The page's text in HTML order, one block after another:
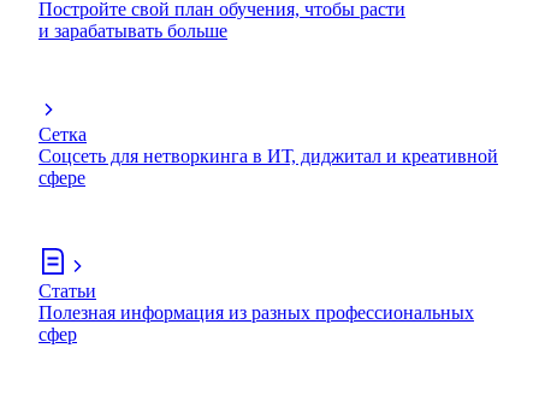
Постройте свой план обучения, чтобы расти
и зарабатывать больше
Сетка
Соцсеть для нетворкинга в ИТ, диджитал и креативной
сфере
Статьи
Полезная информация из разных профессиональных
сфер